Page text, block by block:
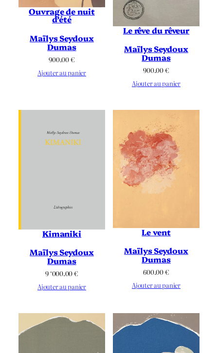
Ouvrage de nuit
d’été
Maïlys Seydoux
Dumas
900.00€
Ajouter au panier
Le rêve du rêveur
Maïlys Seydoux
Dumas
900.00€
Ajouter au panier
Kimaniki
Maïlys Seydoux
Dumas
9 ‘000.00€
Ajouter au panier
Le vent
Maïlys Seydoux
Dumas
600.00€
Ajouter au panier